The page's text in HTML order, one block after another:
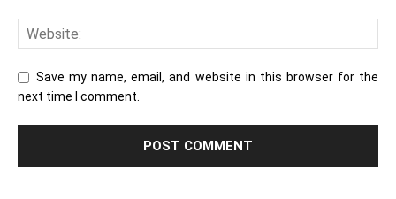
Save my name, email, and website in this browser for the
next time I comment.